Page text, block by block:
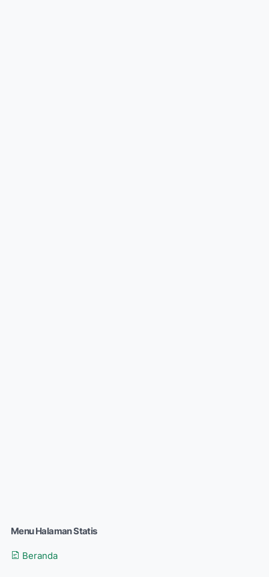
Menu Halaman Statis
Beranda